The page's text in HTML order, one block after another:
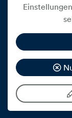
Mein Konto
© 2026 eww ag